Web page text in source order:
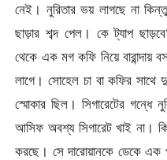
নেই। নুরিতার ভয় লাগছে না
ছাড়ার শব্দ পেল। কে ট্যাপ
থেকে এক মগ কফি নিয়ে বারান্দায়
লাগে। সোহেল চা বা কফির সাথে
স্মোকার ছিল। সিগারেটের
আসিফ অবশ্য সিগারেট খাই না। কি
করছে। সে দারোয়ানকে ডেকে এক